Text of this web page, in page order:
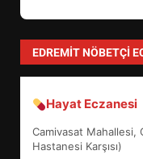
EDREMIT NÖBETÇI
Hayat Eczanesi
Camivasat Mahallesi,
Hastanesi Karşısı)
4
5